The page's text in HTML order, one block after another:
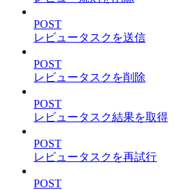
POST
レビュータスクを送信
POST
レビュータスクを削除
POST
レビュータスク結果を取得
POST
レビュータスクを再試行
POST